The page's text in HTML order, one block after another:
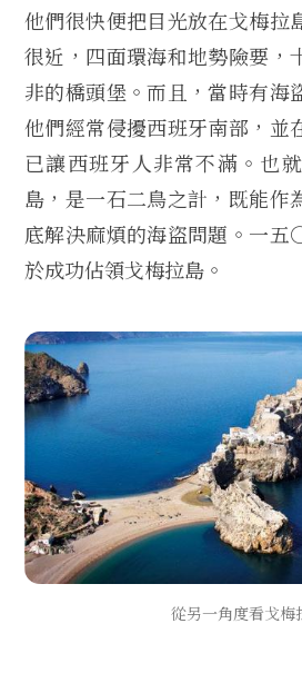
他們很快便把目光放在戈梅拉
很近，四面環海和地勢險要，
非的橋頭堡。而且，當時有海
他們經常侵擾西班牙南部，並
已讓西班牙人非常不滿。也
島，是一石二鳥之計，既能作
底解決麻煩的海盜問題。一
於成功佔領戈梅拉島。
從另一角度看戈梅